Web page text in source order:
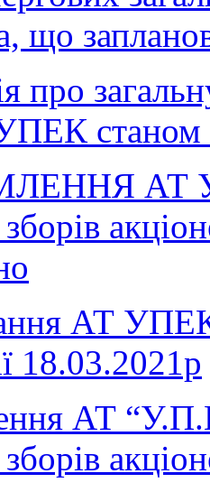
що
про
станом
АТ
АТ УПЕК
18.03.2021р
АТ